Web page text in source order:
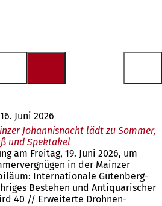
16. Juni 2026
Johannisnacht lädt zu Sommer,
und Spektakel
am Freitag, 19. Juni 2026, um
in der Mainzer
Internationale Gutenberg-
Bestehen und Antiquarischer
40 // Erweiterte Drohnen-